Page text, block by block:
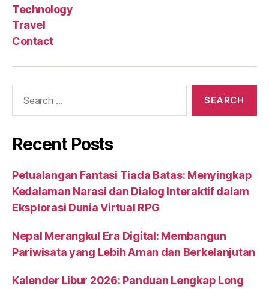
Technology
Travel
Contact
Recent Posts
Petualangan Fantasi Tiada Batas: Menyingkap
Kedalaman Narasi dan Dialog Interaktif dalam
Eksplorasi Dunia Virtual RPG
Nepal Merangkul Era Digital: Membangun
Pariwisata yang Lebih Aman dan Berkelanjutan
Kalender Libur 2026: Panduan Lengkap Long